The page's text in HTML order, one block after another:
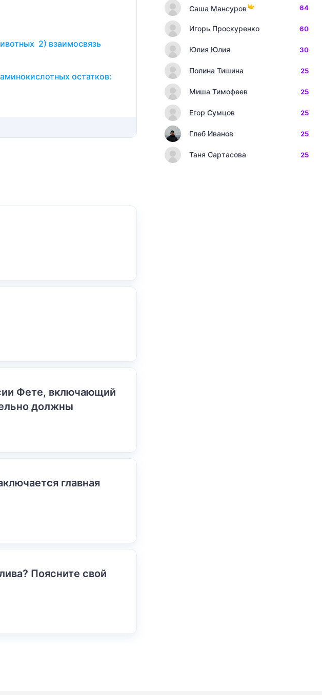
2) взаимосвязь
остатков:
Фете, включающий
должны
главная
Поясните свой
Саша Мансуров 64
Игорь Проскуренко 60
Юлия Юлия 30
Полина Тишина 25
Миша Тимофеев 25
Егор Сумцов 25
Глеб Иванов 25
Таня Сартасова 25